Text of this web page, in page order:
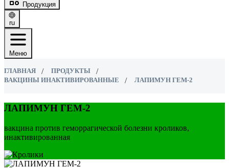
Продукция
ru
Меню
ГЛАВНАЯ
ПРОДУКТЫ
ВАКЦИНЫ ИНАКТИВИРОВАННЫЕ
ЛАПИМУН ГЕМ-2
ЛАПИМУН ГЕМ-2
вакцина против геморрагической болезни кроликов,
инактивированная